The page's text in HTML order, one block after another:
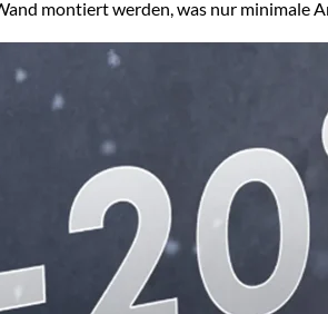
montiert werden, was nur minimale